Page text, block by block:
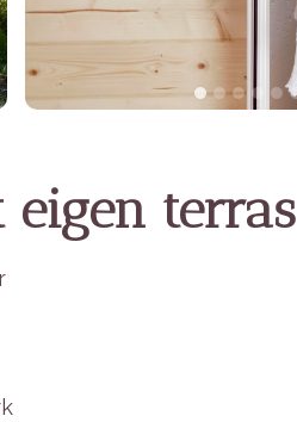
terras